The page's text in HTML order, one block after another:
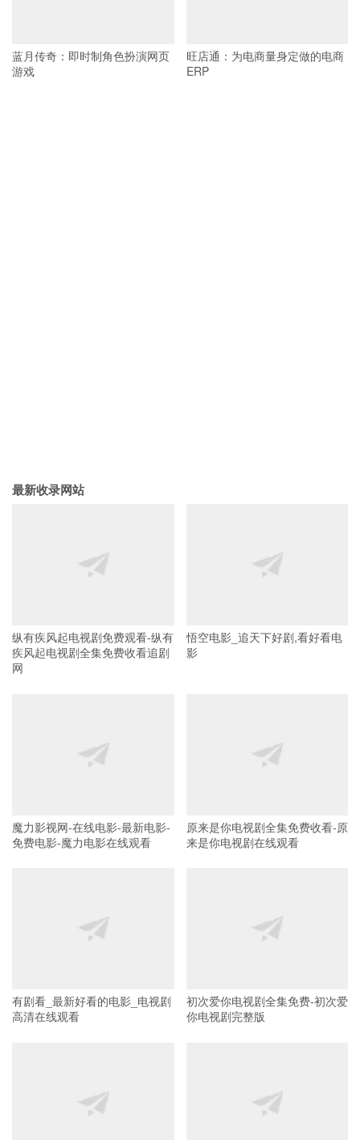
蓝月传奇：即时制角色扮演网页
游戏
旺店通：为电商量身定做的电商
ERP
最新收录网站
纵有疾风起电视剧免费观看-纵有
疾风起电视剧全集免费收看追剧
网
悟空电影_追天下好剧,看好看电
影
魔力影视网-在线电影-最新电影-
免费电影-魔力电影在线观看
原来是你电视剧全集免费收看-原
来是你电视剧在线观看
有剧看_最新好看的电影_电视剧
高清在线观看
初次爱你电视剧全集免费-初次爱
你电视剧完整版